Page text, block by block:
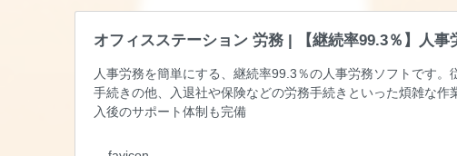
オフィスステーション 労務 | 【継続率99.3％】人事
人事労務を簡単にする、継続率99.3％の人事労務ソフトです
手続きの他、入退社や保険などの労務手続きといった煩雑な
入後のサポート体制も完備